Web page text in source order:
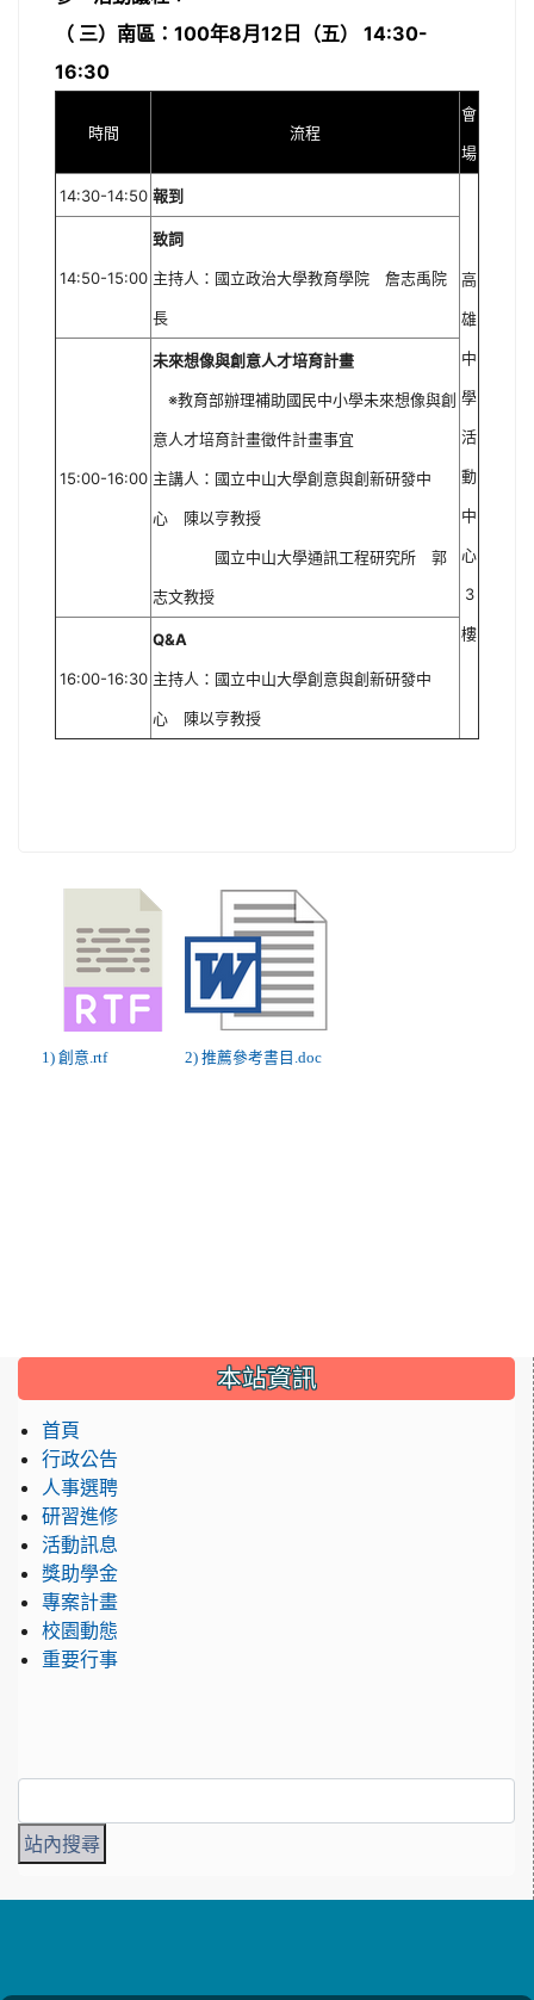
（ 三）南區：100年8月12日（五） 14:30-
16:30
時間 流程
會
場
14:30-14:50 報到
高
雄
中
學
活
動
中
心
3
樓
14:50-15:00
致詞
主持人：國立政治大學教育學院 詹志禹院
長
15:00-16:00
未來想像與創意人才培育計畫
※教育部辦理補助國民中小學未來想像與創
意人才培育計畫徵件計畫事宜
主講人：國立中山大學創意與創新研發中
心 陳以亨教授
國立中山大學通訊工程研究所 郭
志文教授
16:00-16:30
Q&A
主持人：國立中山大學創意與創新研發中
心 陳以亨教授
1) 創意.rtf 2) 推薦參考書目.doc
::: 本站資訊
首頁
行政公告
人事選聘
研習進修
活動訊息
獎助學金
專案計畫
校園動態
重要行事